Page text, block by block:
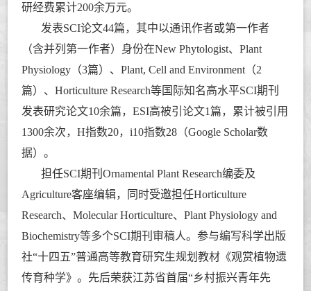
研经费累计200余万元。
发表SCI论文44篇，其中以通讯作者或第一作者
（含并列第一作者） 身份在New Phytologist、Plant
Physiology （3篇）、Plant, Cell and Environment （2
篇）、Horticulture Research等国际知名高水平SCI期刊
发表研究论文10余篇，ESI高被引论文1篇，累计被引用
1300余次，H指数20，i10指数28 （Google Scholar数
据）。
担任SCI期刊Ornamental Plant Research编委及
Agriculture客座编辑，同时受邀担任Horticulture
Research、Molecular Horticulture、Plant Physiology and
Biochemistry等多个SCI期刊审稿人。参与编写科学出版
社“十四五”普通高等教育研究生规划教材《观赏植物遗
传育种学》。先后荣获江苏省首届“乡村振兴青年先